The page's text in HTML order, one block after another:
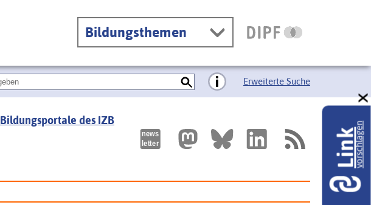
Bildungsthemen
Erweiterte Suche
Bildungsportale des IZB
Linkvorschlagen